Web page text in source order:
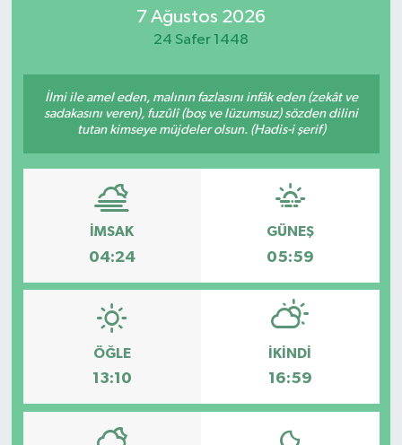
7 Ağustos 2026
24 Safer 1448
İlmi ile amel eden, malının fazlasını infâk eden (zekât ve
sadakasını veren), fuzûlî (boş ve lüzumsuz) sözden dilini
tutan kimseye müjdeler olsun. (Hadis-i şerif)
İMSAK
04:24
GÜNEŞ
05:59
ÖĞLE
13:10
İKINDI
16:59
Teknoloji
TRABZON
TRABZONSPOR